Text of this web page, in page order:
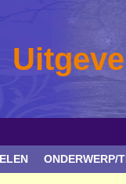
ONDERWERP/